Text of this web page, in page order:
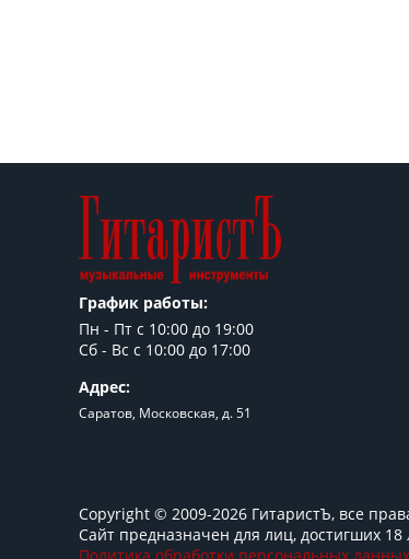
График работы:
Пн - Пт c 10:00 до 19:00
Сб - Вс с 10:00 до 17:00
Адрес:
Саратов, Московская, д. 51
Copyright © 2009-2026 ГитаристЪ, все
Сайт предназначен для лиц, достигших 18
Политика обработки персональных данных